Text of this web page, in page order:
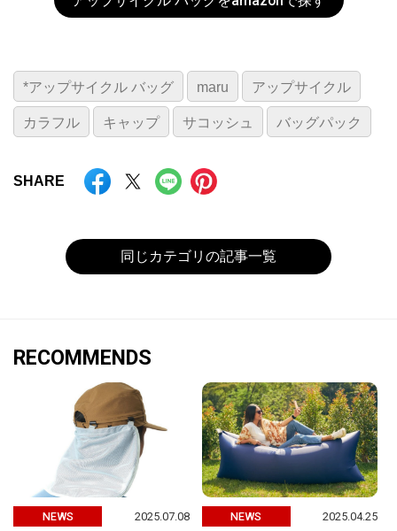
*アップサイクル バッグ maru アップサイクル
カラフル キャップ サコッシュ バッグパック
SHARE
同じカテゴリの記事一覧
RECOMMENDS
NEWS 2025.07.08 NEWS 2025.04.25